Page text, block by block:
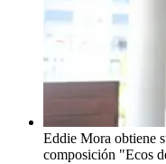
Eddie Mora obtiene
composición "Ecos